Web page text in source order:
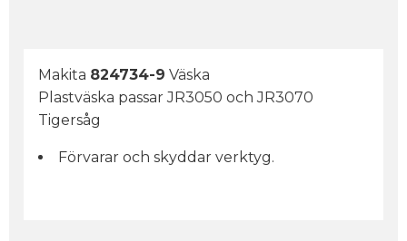
Makita 824734-9 Väska
Plastväska passar JR3050 och JR3070
Tigersåg
Förvarar och skyddar verktyg.